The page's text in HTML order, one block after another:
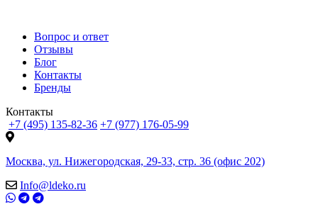
Вопрос и ответ
Отзывы
Блог
Контакты
Бренды
Контакты
+7 (495) 135-82-36 +7 (977) 176-05-99
Москва, ул. Нижегородская, 29-33, стр. 36 (офис 202)
Info@ldeko.ru